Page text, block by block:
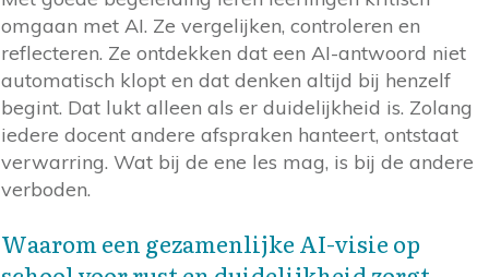
omgaan met AI. Ze vergelijken, controleren en
reflecteren. Ze ontdekken dat een AI-antwoord niet
automatisch klopt en dat denken altijd bij henzelf
begint. Dat lukt alleen als er duidelijkheid is. Zolang
iedere docent andere afspraken hanteert, ontstaat
verwarring. Wat bij de ene les mag, is bij de andere
verboden.
Waarom een gezamenlijke AI-visie op